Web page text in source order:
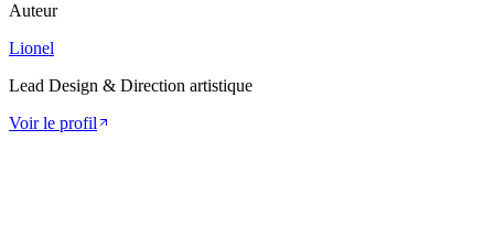
Auteur
Lionel
Lead Design & Direction artistique
Voir le profil